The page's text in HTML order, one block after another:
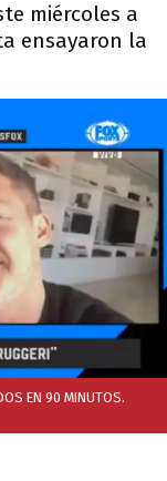
miércoles a
ensayaron la
EN 90 MINUTOS.